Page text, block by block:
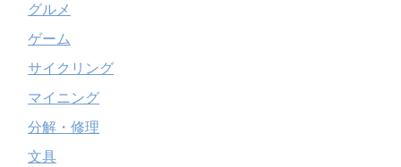
グルメ
ゲーム
サイクリング
マイニング
分解・修理
文具